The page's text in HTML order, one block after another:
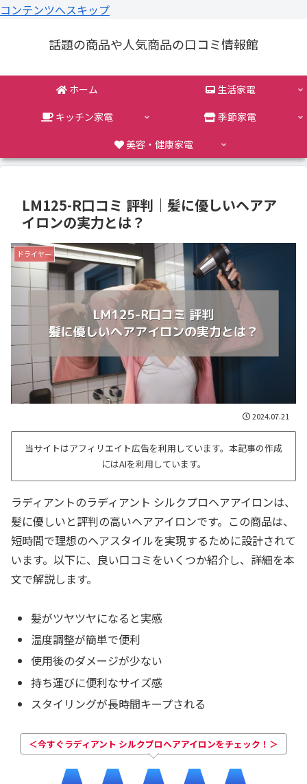
コンテンツへスキップ
話題の商品や人気商品の口コミ情報館
ホーム
生活家電
キッチン家電
季節家電
美容・健康家電
LM125-R口コミ 評判｜髪に優しいヘアア
イロンの実力とは？
ドライヤー
2024.07.21
当サイトはアフィリエイト広告を利用しています。本記事の作成
にはAIを利用しています。
ラディアントのラディアント シルクプロヘアアイロンは、
髪に優しいと評判の高いヘアアイロンです。この商品は、
短時間で理想のヘアスタイルを実現するために設計されて
います。以下に、良い口コミをいくつか紹介し、詳細を本
文で解説します。
髪がツヤツヤになると実感
温度調整が簡単で便利
使用後のダメージが少ない
持ち運びに便利なサイズ感
スタイリングが長時間キープされる
＜今すぐラディアント シルクプロヘアアイロンをチェック！＞